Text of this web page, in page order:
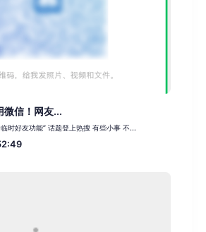
微信！网友...
时好友功能” 话题登上热搜 有些小事 不...